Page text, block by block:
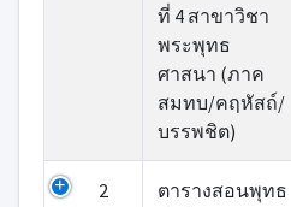
ที่ 4 สาขาวิชา
พระพุทธ
ศาสนา (ภาค
สมทบ/คฤหัสถ์/
บรรพชิต)
2
ตารางสอนพุทธ